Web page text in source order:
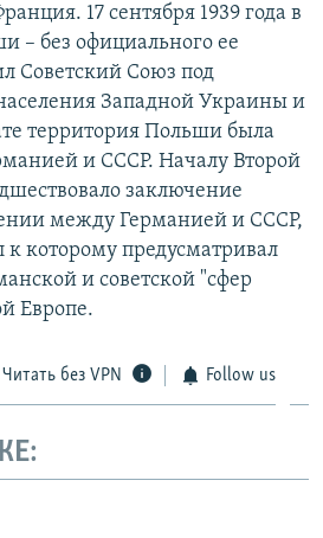
17 сентября 1939 года в
– без официального ее
Советский Союз под
Западной Украины и
территория Польши была
и СССР. Началу Второй
заключение
между Германией и СССР,
к которому предусматривал
и советской "сфер
Европе.
Читать без VPN Follow us